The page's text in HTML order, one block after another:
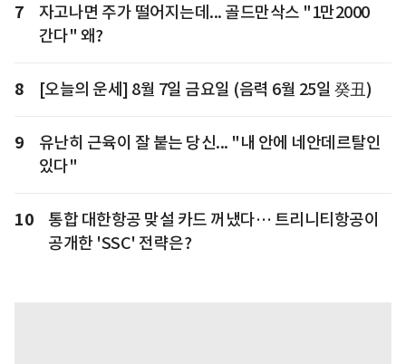
7
자고나면 주가 떨어지는데... 골드만삭스 "1만2000
간다" 왜?
8 [오늘의 운세] 8월 7일 금요일 (음력 6월 25일 癸丑)
9
유난히 근육이 잘 붙는 당신... "내 안에 네안데르탈인
있다"
10
통합 대한항공 맞설 카드 꺼냈다… 트리니티항공이
공개한 'SSC' 전략은?